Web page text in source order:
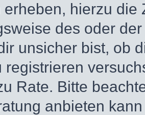
erheben, hierzu die
des oder
unsicher bist, ob
registrieren
Rate. Bitte
anbieten